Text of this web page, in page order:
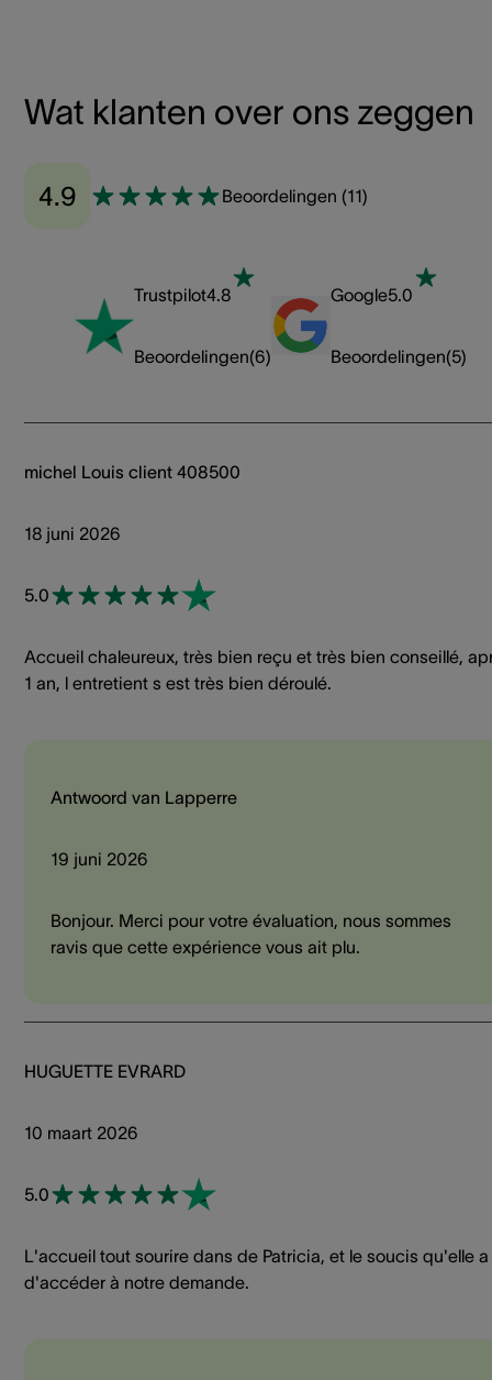
Wat klanten over ons zeggen
4.9 Beoordelingen (11)
Trustpilot4.8
Beoordelingen(6)
Google5.0
Beoordelingen(5)
michel Louis client 408500
18 juni 2026
5.0
Accueil chaleureux, très bien reçu et très bien conseillé,
1 an, l entretient s est très bien déroulé.
Antwoord van Lapperre
19 juni 2026
Bonjour. Merci pour votre évaluation, nous sommes
ravis que cette expérience vous ait plu.
HUGUETTE EVRARD
10 maart 2026
5.0
L'accueil tout sourire dans de Patricia, et le soucis qu'elle a
d'accéder à notre demande.